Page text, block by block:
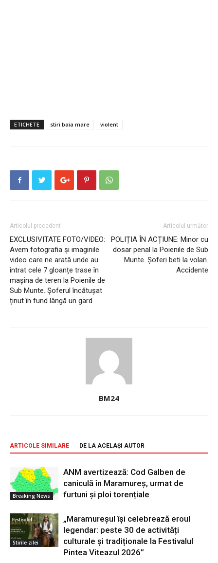
ETICHETE stiri baia mare violent
Articolul precedent
EXCLUSIVITATE FOTO/VIDEO:
Avem fotografia și imaginile
video care ne arată unde au
intrat cele 7 gloanțe trase în
mașina de teren la Poienile de
Sub Munte. Șoferul încătușat
ținut în fund lângă un gard
Articolul următor
POLIȚIA ÎN ACȚIUNE: Minor cu
dosar penal la Poienile de Sub
Munte. Șoferi beti la volan.
Accidente
BM24
ARTICOLE SIMILARE DE LA ACELAȘI AUTOR
Breaking News
ANM avertizează: Cod Galben de
caniculă în Maramureș, urmat de
furtuni și ploi torențiale
Stirile zilei
„Maramureșul își celebrează eroul
legendar: peste 30 de activități
culturale și tradiționale la Festivalul
Pintea Viteazul 2026”